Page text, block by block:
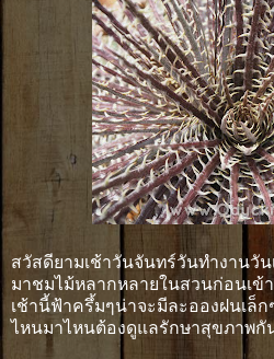
สวัสดียามเช้าวันจันทร์วันทำงานวั
มาชมไม้หลากหลายในสวนก่อนเข้
เช้านี้ฟ้าครึ้มๆน่าจะมีละอองฝนเล็
ไหนมาไหนต้องดูแลรักษาสุขภาพกั